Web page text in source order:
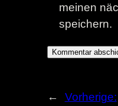
meinen
speichern.
←
Vorherige: